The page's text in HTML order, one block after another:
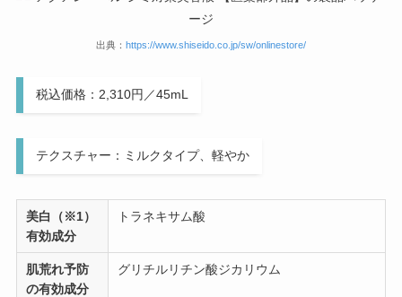
出典： https://www.shiseido.co.jp/sw/onlinestore/
税込価格：2,310円／45mL
テクスチャー：ミルクタイプ、軽やか
美白（※1）
有効成分
トラネキサム酸
肌荒れ予防
の有効成分
グリチルリチン酸ジカリウム